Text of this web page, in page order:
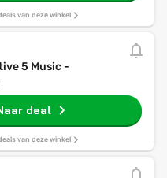
van deze winkel
5 Music -
deal
van deze winkel